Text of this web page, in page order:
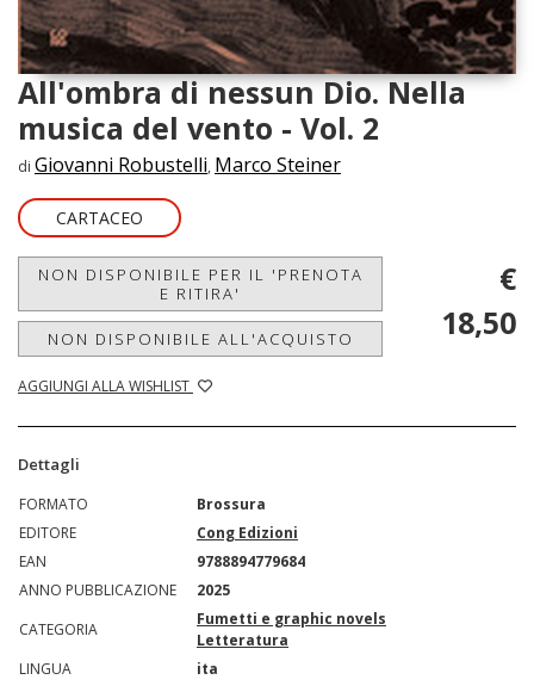
All'ombra di nessun Dio. Nella
musica del vento - Vol. 2
di Giovanni Robustelli, Marco Steiner
CARTACEO
NON DISPONIBILE PER IL 'PRENOTA
E RITIRA'
NON DISPONIBILE ALL'ACQUISTO
AGGIUNGI ALLA WISHLIST
€
18,50
Dettagli
FORMATO
Brossura
EDITORE
Cong Edizioni
EAN
9788894779684
ANNO PUBBLICAZIONE
2025
CATEGORIA
Fumetti e graphic novels
Letteratura
LINGUA
ita